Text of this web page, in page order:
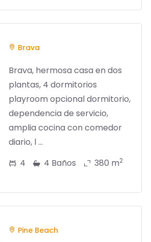
Brava
Brava, hermosa casa en dos
plantas, 4 dormitorios
playroom opcional dormitorio,
dependencia de servicio,
amplia cocina con comedor
diario, l ...
4
4 Baños 380 m2
Pine Beach